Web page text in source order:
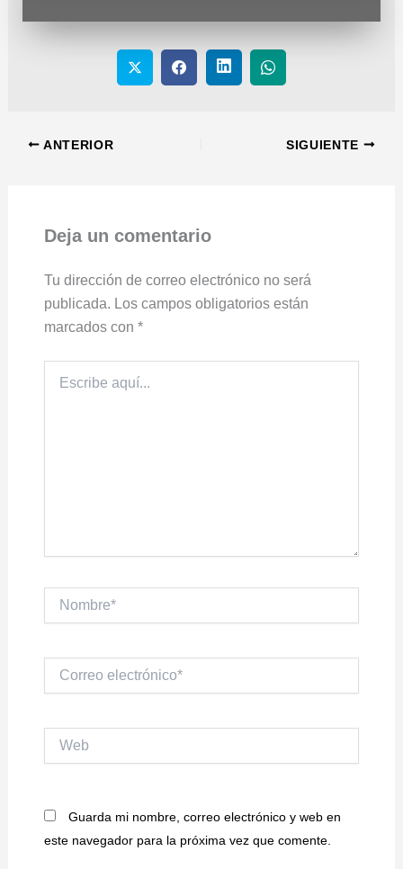
ANTERIOR SIGUIENTE
Deja un comentario
Tu dirección de correo electrónico no será
publicada. Los campos obligatorios están
marcados con *
aquí...
electrónico*
Guarda mi nombre, correo electrónico y web en
este navegador para la próxima vez que comente.